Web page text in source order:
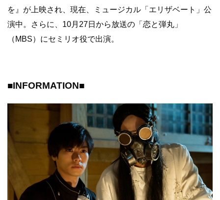
を』が上映され、現在、ミュージカル「エリザベート」公
演中。さらに、10月27日から放送の「恋と弾丸」
（MBS）にセミリオ役で出演。
■INFORMATION■